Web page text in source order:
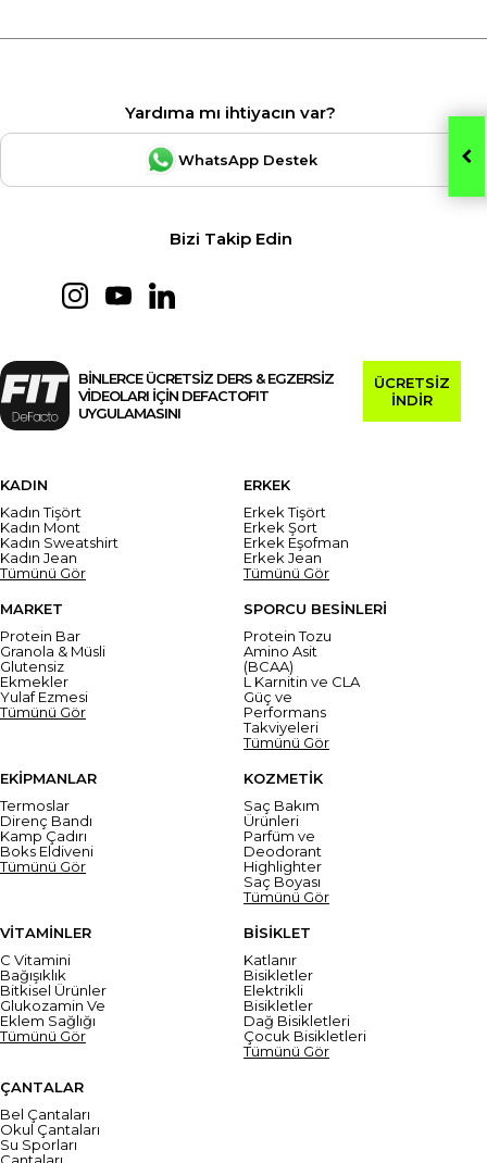
Yardıma mı ihtiyacın var?
WhatsApp Destek
Bizi Takip Edin
BİNLERCE ÜCRETSİZ DERS & EGZERSİZ
VİDEOLARI İÇİN DEFACTOFIT
UYGULAMASINI
ÜCRETSİZ
İNDİR
KADIN
Kadın Tişört
Kadın Mont
Kadın Sweatshirt
Kadın Jean
Tümünü Gör
ERKEK
Erkek Tişört
Erkek Şort
Erkek Eşofman
Erkek Jean
Tümünü Gör
MARKET
Protein Bar
Granola & Müsli
Glutensiz
Ekmekler
Yulaf Ezmesi
Tümünü Gör
SPORCU BESİNLERİ
Protein Tozu
Amino Asit
(BCAA)
L Karnitin ve CLA
Güç ve
Performans
Takviyeleri
Tümünü Gör
EKİPMANLAR
Termoslar
Direnç Bandı
Kamp Çadırı
Boks Eldiveni
Tümünü Gör
KOZMETİK
Saç Bakım
Ürünleri
Parfüm ve
Deodorant
Highlighter
Saç Boyası
Tümünü Gör
VİTAMİNLER
C Vitamini
Bağışıklık
Bitkisel Ürünler
Glukozamin Ve
Eklem Sağlığı
Tümünü Gör
BİSİKLET
Katlanır
Bisikletler
Elektrikli
Bisikletler
Dağ Bisikletleri
Çocuk Bisikletleri
Tümünü Gör
ÇANTALAR
Bel Çantaları
Okul Çantaları
Su Sporları